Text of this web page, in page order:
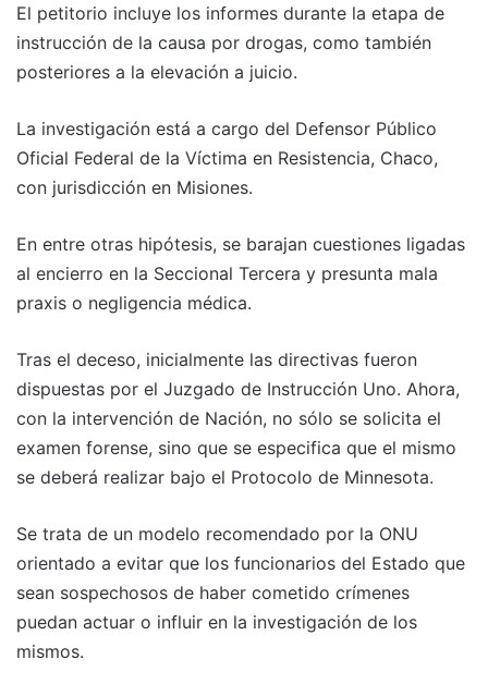
El petitorio incluye los informes durante la etapa de
instrucción de la causa por drogas, como también
posteriores a la elevación a juicio.
La investigación está a cargo del Defensor Público
Oficial Federal de la Víctima en Resistencia, Chaco,
con jurisdicción en Misiones.
En entre otras hipótesis, se barajan cuestiones ligadas
al encierro en la Seccional Tercera y presunta mala
praxis o negligencia médica.
Tras el deceso, inicialmente las directivas fueron
dispuestas por el Juzgado de Instrucción Uno. Ahora,
con la intervención de Nación, no sólo se solicita el
examen forense, sino que se especifica que el mismo
se deberá realizar bajo el Protocolo de Minnesota.
Se trata de un modelo recomendado por la ONU
orientado a evitar que los funcionarios del Estado que
sean sospechosos de haber cometido crímenes
puedan actuar o influir en la investigación de los
mismos.